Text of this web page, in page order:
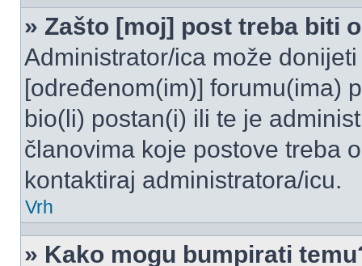
» Zašto [moj] post treba biti
Administrator/ica može
[određenom(im)] forumu(ima)
bio(li) postan(i) ili te je
članovima koje postove treba
kontaktiraj administratora/icu.
Vrh
» Kako mogu bumpirati